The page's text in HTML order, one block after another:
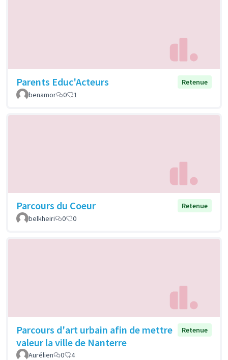
Parents Educ'Acteurs
Retenue
benamor
0 1
Parcours du Coeur
Retenue
belkheiri
0 0
Parcours d'art urbain afin de mettre
valeur la ville de Nanterre
Retenue
Aurélien 0 4